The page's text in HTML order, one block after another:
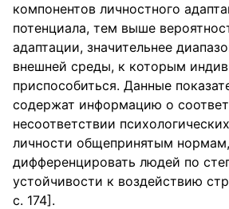
компонентов личностного
потенциала, тем выше
адаптации, значительнее
внешней среды, к которым
приспособиться. Данные
содержат информацию о
несоответствии
личности общепринятым
дифференцировать людей по
устойчивости к воздействию
с. 174].